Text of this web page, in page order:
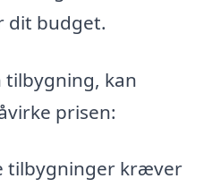
dit budget.
tilbygning, kan
prisen:
tilbygninger kræver